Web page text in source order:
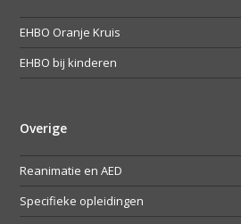
EHBO Oranje Kruis
EHBO bij kinderen
Overige
Reanimatie en AED
Specifieke opleidingen